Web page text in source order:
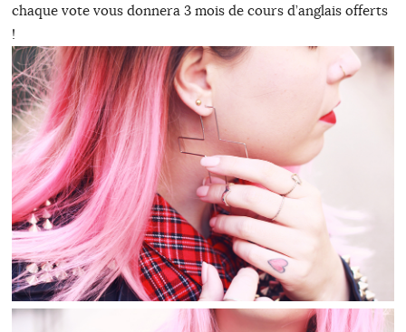
chaque vote vous donnera 3 mois de cours d’anglais offerts
!